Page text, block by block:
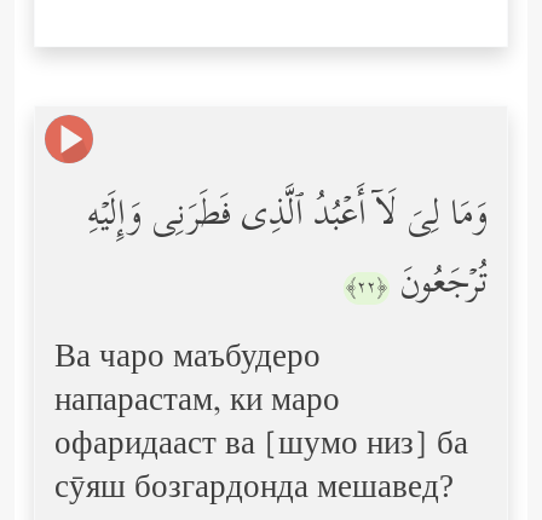
وَمَا لِیَ لَاۤ أَعۡبُدُ ٱلَّذِی فَطَرَنِی وَإِلَیۡهِ
تُرۡجَعُونَ ﴿٢٢﴾
Ва чаро маъбудеро
напарастам, ки маро
офаридааст ва [шумо низ] ба
сӯяш бозгардонда мешавед?